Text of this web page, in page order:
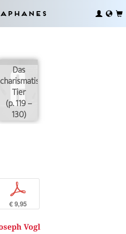
Das
charismatische
Tier
(p. 119 –
130)
p
€ 9,95
Vogl